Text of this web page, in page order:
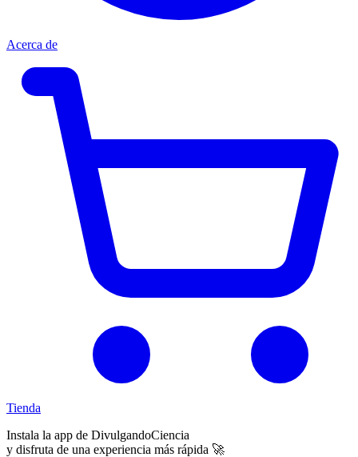
Acerca de
Tienda
Instala la app de DivulgandoCiencia
y disfruta de una experiencia más rápida 🚀